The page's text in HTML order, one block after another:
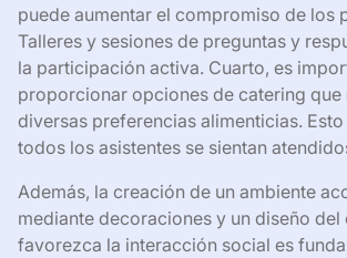
puede aumentar el compromiso de los
Talleres y sesiones de preguntas y
la participación activa. Cuarto, es
proporcionar opciones de catering que
diversas preferencias alimenticias.
todos los asistentes se sientan
Además, la creación de un ambiente
mediante decoraciones y un diseño del
favorezca la interacción social es